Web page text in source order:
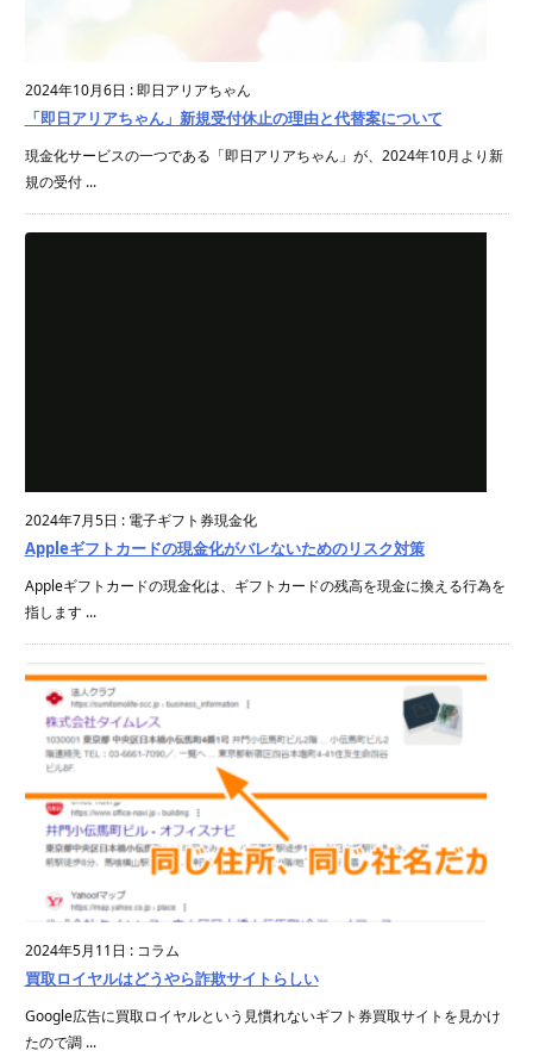
2024年10月6日 :即日アリアちゃん
「即日アリアちゃん」新規受付休止の理由と代替案について
現金化サービスの一つである「即日アリアちゃん」が、2024年10月より新
規の受付 ...
2024年7月5日 : 電子ギフト券現金化
Appleギフトカードの現金化がバレないためのリスク対策
Appleギフトカードの現金化は、ギフトカードの残高を現金に換える行為を
指します ...
2024年5月11日 : コラム
買取ロイヤルはどうやら詐欺サイトらしい
Google広告に買取ロイヤルという見慣れないギフト券買取サイトを見かけ
たので調 ...